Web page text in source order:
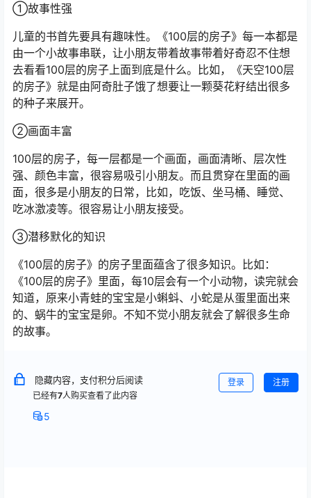
①故事性强
儿童的书首先要具有趣味性。《100层的房子》每一本都是
由一个小故事串联，让小朋友带着故事带着好奇忍不住想
去看看100层的房子上面到底是什么。比如，《天空100层
的房子》就是由阿奇肚子饿了想要让一颗葵花籽结出很多
的种子来展开。
②画面丰富
100层的房子，每一层都是一个画面，画面清晰、层次性
强、颜色丰富，很容易吸引小朋友。而且贯穿在里面的画
面，很多是小朋友的日常，比如，吃饭、坐马桶、睡觉、
吃冰激凌等。很容易让小朋友接受。
③潜移默化的知识
《100层的房子》的房子里面蕴含了很多知识。比如：
《100层的房子》里面，每10层会有一个小动物，读完就会
知道，原来小青蛙的宝宝是小蝌蚪、小蛇是从蛋里面出来
的、蜗牛的宝宝是卵。不知不觉小朋友就会了解很多生命
的故事。
隐藏内容，支付积分后阅读
已经有7人购买查看了此内容
5
登录 注册